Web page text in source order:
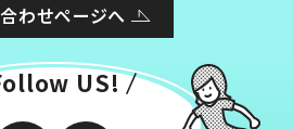
わせページへ
US!